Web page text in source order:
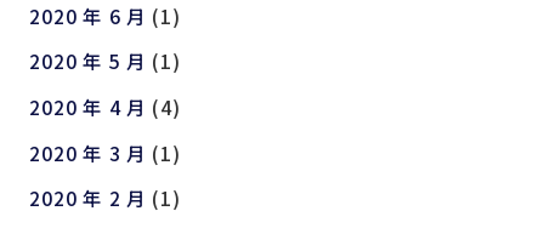
2020 年 6 月 (1)
2020 年 5 月 (1)
2020 年 4 月 (4)
2020 年 3 月 (1)
2020 年 2 月 (1)